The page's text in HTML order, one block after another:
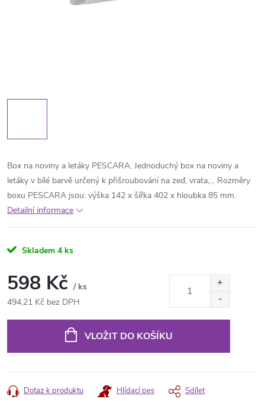
Box na noviny a letáky PESCARA. Jednoduchý box na noviny a
letáky v bílé barvě určený k přišroubování na zeď, vrata,... Rozměry
boxu PESCARA jsou: výška 142 x šířka 402 x hloubka 85 mm.
Detailní informace
Skladem 4 ks
598 Kč / ks
494,21 Kč bez DPH
VLOŽIT DO KOŠÍKU
Dotaz k produktu Hlídací pes Sdílet